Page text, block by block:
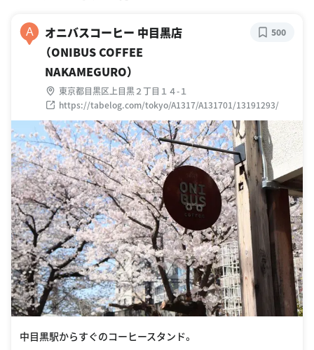
A
オニバスコーヒー 中目黒店
（ONIBUS COFFEE
NAKAMEGURO）
東京都目黒区上目黒２丁目１４-１
https://tabelog.com/tokyo/A1317/A131701/13191293/
500
中目黒駅からすぐのコーヒースタンド。